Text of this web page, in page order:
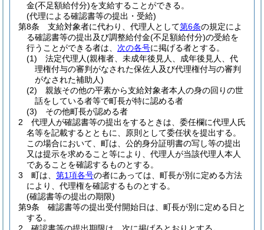
金(不足額給付分)を支給することができる。
(代理による確認書等の提出・受給)
第8条
支給対象者に代わり、代理人として第6条の規定によ
る確認書等の提出及び調整給付金(不足額給付分)の受給を
行うことができる者は、 次の各号に掲げる者とする。
(1)
法定代理人(親権者、未成年後見人、成年後見人、代
理権付与の審判がなされた保佐人及び代理権付与の審判
がなされた補助人)
(2)
親族その他の平素から支給対象者本人の身の回りの世
話をしている者等で町長が特に認める者
(3)
その他町長が認める者
2
代理人が確認書等の提出をするときは、委任欄に代理人氏
名等を記載するとともに、原則として委任状を提出する。
この場合において、町は、公的身分証明書の写し等の提出
又は提示を求めること等により、代理人が当該代理人本人
であることを確認するものとする。
3
町は、 第1項各号の者にあっては、町長が別に定める方法
により、代理権を確認するものとする。
(確認書等の提出の期限)
第9条
確認書等の提出受付開始日は、町長が別に定める日と
する。